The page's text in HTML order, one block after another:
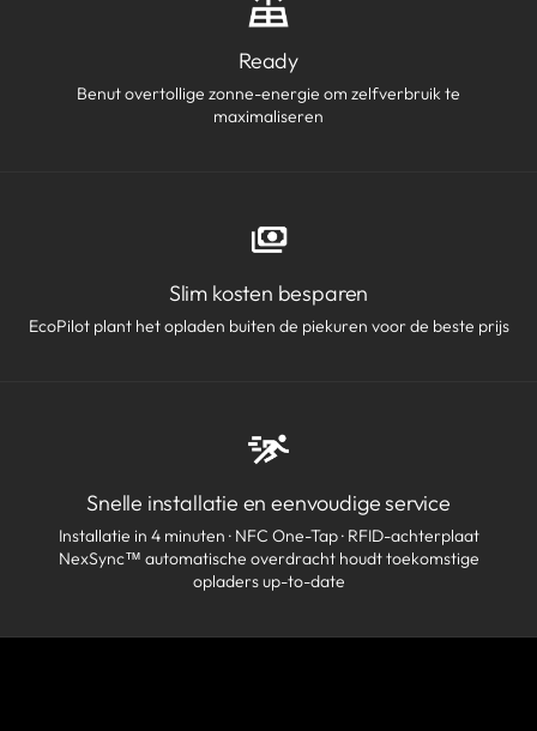
Ready
Benut overtollige zonne-energie om zelfverbruik te
maximaliseren
Slim kosten besparen
EcoPilot plant het opladen buiten de piekuren voor de beste prijs
Snelle installatie en eenvoudige service
Installatie in 4 minuten · NFC One-Tap · RFID-achterplaat
NexSync™ automatische overdracht houdt toekomstige
opladers up-to-date